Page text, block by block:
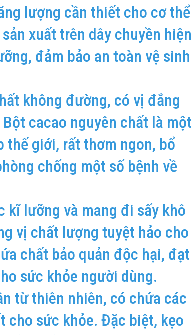
lượng cần thiết cho cơ thể
xuất trên dây chuyền hiện
đảm bảo an toàn vệ sinh
không đường, có vị đắng
cacao nguyên chất là một
giới, rất thơm ngon, bổ
chống một số bệnh về
kĩ lưỡng và mang đi sấy khô
vị chất lượng tuyệt hảo cho
chất bảo quản độc hại, đạt
sức khỏe người dùng.
từ thiên nhiên, có chứa các
cho sức khỏe. Đặc biệt, kẹo